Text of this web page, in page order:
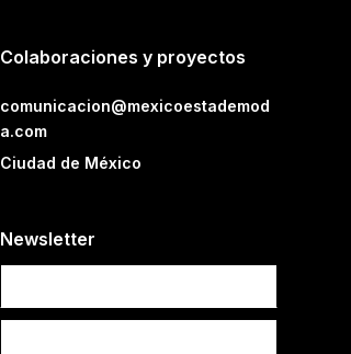
Colaboraciones y proyectos
comunicacion@mexicoestademod
a.com
Ciudad de México
Newsletter